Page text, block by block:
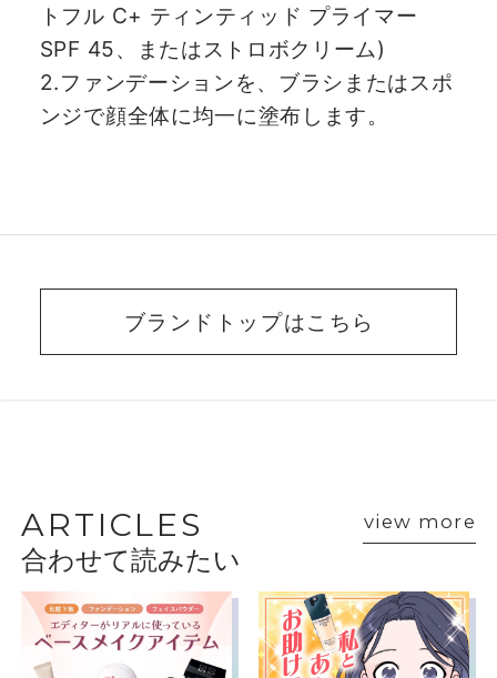
トフル C+ ティンティッド プライマー
SPF 45、またはストロボクリーム)
2.ファンデーションを、ブラシまたはスポ
ンジで顔全体に均一に塗布します。
ブランドトップはこちら
VOICE
ショップスタッフ・ブランド担当者のおすす
めをご紹介
ARTICLES view more
合わせて読みたい